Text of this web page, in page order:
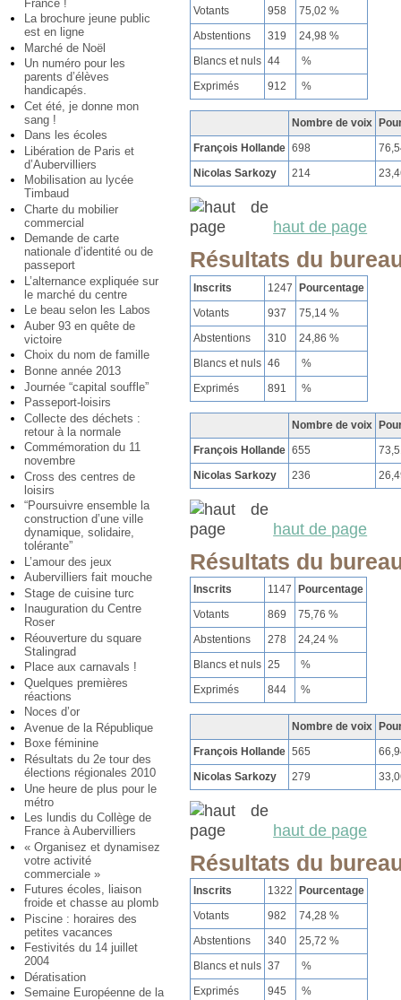
France !
La brochure jeune public
est en ligne
Marché de Noël
Un numéro pour les
parents d’élèves
handicapés.
Cet été, je donne mon
sang !
Dans les écoles
Libération de Paris et
d’Aubervilliers
Mobilisation au lycée
Timbaud
Charte du mobilier
commercial
Demande de carte
nationale d’identité ou de
passeport
L’alternance expliquée sur
le marché du centre
Le beau selon les Labos
Auber 93 en quête de
victoire
Choix du nom de famille
Bonne année 2013
Journée “capital souffle”
Passeport-loisirs
Collecte des déchets :
retour à la normale
Commémoration du 11
novembre
Cross des centres de
loisirs
“Poursuivre ensemble la
construction d’une ville
dynamique, solidaire,
tolérante”
L’amour des jeux
Aubervilliers fait mouche
Stage de cuisine turc
Inauguration du Centre
Roser
Réouverture du square
Stalingrad
Place aux carnavals !
Quelques premières
réactions
Noces d’or
Avenue de la République
Boxe féminine
Résultats du 2e tour des
élections régionales 2010
Une heure de plus pour le
métro
Les lundis du Collège de
France à Aubervilliers
« Organisez et dynamisez
votre activité
commerciale »
Futures écoles, liaison
froide et chasse au plomb
Piscine : horaires des
petites vacances
Festivités du 14 juillet
2004
Dératisation
Semaine Européenne de la
Votants
958
75,02 %
Abstentions
319
24,98 %
Blancs et nuls 44
%
Exprimés
912 %
Nombre de voix
François Hollande 698
Nicolas Sarkozy
214
haut de page
Résultats du
Inscrits 1247 Pourcentage
Votants
937
75,14 %
Abstentions
310
24,86 %
Blancs et nuls 46
%
Exprimés
891 %
Nombre de voix
François Hollande 655
Nicolas Sarkozy
236
haut de page
Résultats du
Inscrits 1147
Pourcentage
Votants
869
75,76 %
Abstentions
278
24,24 %
Blancs et nuls 25
%
Exprimés
844 %
Nombre de voix
François Hollande 565
Nicolas Sarkozy
279
haut de page
Résultats du
Inscrits 1322
Pourcentage
Votants
982
74,28 %
Abstentions
340
25,72 %
Blancs et nuls 37
%
Exprimés
945 %